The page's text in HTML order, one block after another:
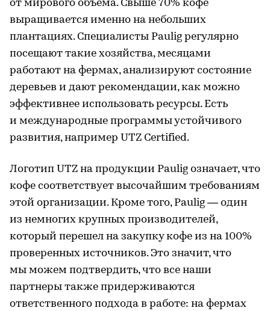
от мирового объема. Свыше 70% кофе
выращивается именно на небольших
плантациях. Специалисты Paulig регулярно
посещают такие хозяйства, месяцами
работают на фермах, анализируют состояние
деревьев и дают рекомендации, как можно
эффективнее использовать ресурсы. Есть
и международные программы устойчивого
развития, например UTZ Certified.
Логотип UTZ на продукции Paulig означает, что
кофе соответствует высочайшим требованиям
этой организации. Кроме того, Paulig — один
из немногих крупных производителей,
который перешел на закупку кофе из на 100%
проверенных источников. Это значит, что
мы можем подтвердить, что все наши
партнеры также придерживаются
ответственного подхода в работе: на фермах